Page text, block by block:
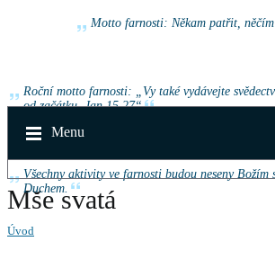
Motto farnosti: Někam patřit,
Roční motto farnosti: „Vy také vydávejte
od začátku. Jan 15,27“
Všechny aktivity ve farnosti budou neseny Božím
Duchem.
Menu
Mše svatá
Úvod